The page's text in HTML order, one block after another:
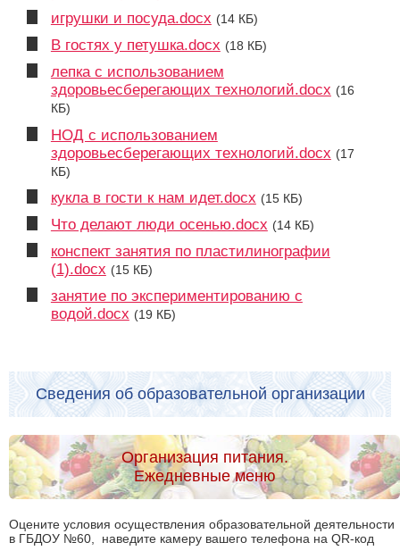
игрушки и посуда.docx (14 КБ)
В гостях у петушка.docx (18 КБ)
лепка с использованием
здоровьесберегающих технологий.docx (16
КБ)
НОД с использованием
здоровьесберегающих технологий.docx (17
КБ)
кукла в гости к нам идет.docx (15 КБ)
Что делают люди осенью.docx (14 КБ)
конспект занятия по пластилинографии
(1).docx (15 КБ)
занятие по экспериментированию с
водой.docx (19 КБ)
Сведения об образовательной организации
Организация питания.
Ежедневные меню
Оцените условия осуществления образовательной деятельности
в ГБДОУ №60, наведите камеру вашего телефона на QR-код